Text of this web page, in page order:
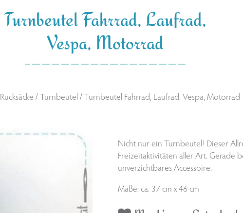
Turnbeutel Fahrrad, Laufrad,
Vespa, Motorrad
Rucksäcke /Turnbeutel/ Turnbeutel Fahrrad, Laufrad, Vespa, Motorrad
Nicht nur ein Turnbeutel! Dieser
Freizeitaktivitäten aller Art. Gerade
unverzichtbares Accessoire.
Maße: ca. 37 cm x 46 cm